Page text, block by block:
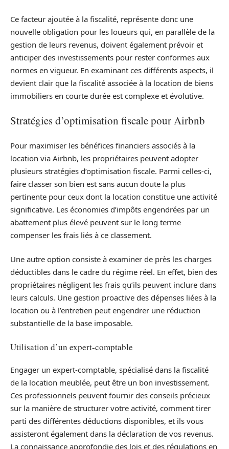
Ce facteur ajoutée à la fiscalité, représente donc une
nouvelle obligation pour les loueurs qui, en parallèle de la
gestion de leurs revenus, doivent également prévoir et
anticiper des investissements pour rester conformes aux
normes en vigueur. En examinant ces différents aspects, il
devient clair que la fiscalité associée à la location de biens
immobiliers en courte durée est complexe et évolutive.
Stratégies d’optimisation fiscale pour Airbnb
Pour maximiser les bénéfices financiers associés à la
location via Airbnb, les propriétaires peuvent adopter
plusieurs stratégies d’optimisation fiscale. Parmi celles-ci,
faire classer son bien est sans aucun doute la plus
pertinente pour ceux dont la location constitue une activité
significative. Les économies d’impôts engendrées par un
abattement plus élevé peuvent sur le long terme
compenser les frais liés à ce classement.
Une autre option consiste à examiner de près les charges
déductibles dans le cadre du régime réel. En effet, bien des
propriétaires négligent les frais qu’ils peuvent inclure dans
leurs calculs. Une gestion proactive des dépenses liées à la
location ou à l’entretien peut engendrer une réduction
substantielle de la base imposable.
Utilisation d’un expert-comptable
Engager un expert-comptable, spécialisé dans la fiscalité
de la location meublée, peut être un bon investissement.
Ces professionnels peuvent fournir des conseils précieux
sur la manière de structurer votre activité, comment tirer
parti des différentes déductions disponibles, et ils vous
assisteront également dans la déclaration de vos revenus.
La connaissance approfondie des lois et des régulations en